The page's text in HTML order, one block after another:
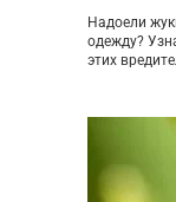
Надоели
одежду?
этих